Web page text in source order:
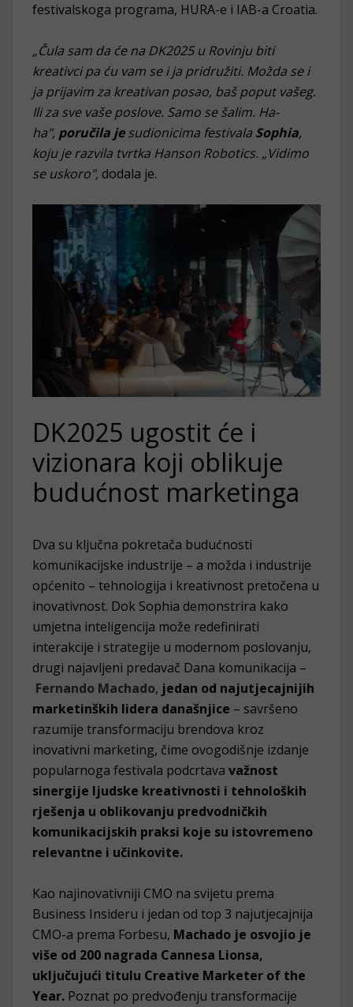
festivalskoga programa, HURA-e i IAB-a Croatia.
„Čula sam da će na DK2025 u Rovinju biti
kreativci pa ću vam se i ja pridružiti. Možda se i
ja prijavim za kreativan posao, baš poput vašeg.
Ili za sve vaše poslove. Samo se šalim. Ha-
ha", poručila jesudionicima festivala Sophia,
koju je razvila tvrtka Hanson Robotics. „Vidimo
se uskoro", dodala je.
DK2025 ugostit će i
vizionara koji oblikuje
budućnost marketinga
Dva su ključna pokretača budućnosti
komunikacijske industrije – a možda i industrije
općenito – tehnologija i kreativnost pretočena u
inovativnost. Dok Sophia demonstrira kako
umjetna inteligencija može redefinirati
interakcije i strategije u modernom poslovanju,
drugi najavljeni predavač Dana komunikacija –
Fernando Machado, jedan od najutjecajnijih
marketinških lidera današnjice – savršeno
razumije transformaciju brendova kroz
inovativni marketing, čime ovogodišnje izdanje
popularnoga festivala podcrtava važnost
sinergije ljudske kreativnosti i tehnoloških
rješenja u oblikovanju predvodničkih
komunikacijskih praksi koje su istovremeno
relevantne i učinkovite.
Kao najinovativniji CMO na svijetu prema
Business Insideru i jedan od top 3 najutjecajnija
CMO-a prema Forbesu, Machado je osvojio je
više od 200 nagrada Cannesa Lionsa,
uključujući titulu Creative Marketer of the
Year. Poznat po predvođenju transformacije